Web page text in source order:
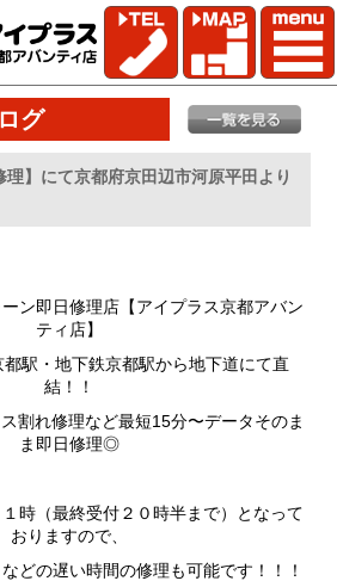
グ
】にて京都府京田辺市河原平田より
ン即日修理店【アイプラス京都アバン
ティ店】
駅・地下鉄京都駅から地下道にて直
結！！
割れ修理など最短15分〜データそのま
ま即日修理◎
時（最終受付２０時半まで）となって
おりますので、
どの遅い時間の修理も可能です！！！